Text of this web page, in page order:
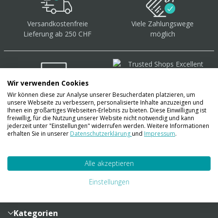
Versandkostenfreie
Lieferung ab 250 CHF
Viele Zahlungswege
möglich
Über 40.000 Artikel auf
Lager
Sendungsverfolgung
Zahlung und Versand
Lieferinformationen
Kategorien
Wir verwenden Cookies
Wir können diese zur Analyse unserer Besucherdaten platzieren, um
unsere Webseite zu verbessern, personalisierte Inhalte anzuzeigen und
Ihnen ein großartiges Webseiten-Erlebnis zu bieten. Diese Einwilligung ist
freiwillig, für die Nutzung unserer Website nicht notwendig und kann
jederzeit unter "Einstellungen" widerrufen werden. Weitere Informationen
erhalten Sie in unserer Datenschutzerklärungund Impressum.
Alle akzeptieren
Einstellungen